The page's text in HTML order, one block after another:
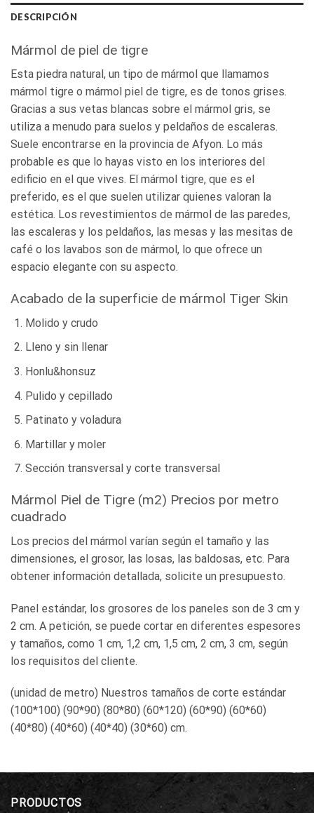
DESCRIPCIÓN
Mármol de piel de tigre
Esta piedra natural, un tipo de mármol que llamamos
mármol tigre o mármol piel de tigre, es de tonos grises.
Gracias a sus vetas blancas sobre el mármol gris, se
utiliza a menudo para suelos y peldaños de escaleras.
Suele encontrarse en la provincia de Afyon. Lo más
probable es que lo hayas visto en los interiores del
edificio en el que vives. El mármol tigre, que es el
preferido, es el que suelen utilizar quienes valoran la
estética. Los revestimientos de mármol de las paredes,
las escaleras y los peldaños, las mesas y las mesitas de
café o los lavabos son de mármol, lo que ofrece un
espacio elegante con su aspecto.
Acabado de la superficie de mármol Tiger Skin
Molido y crudo
Lleno y sin llenar
Honlu&honsuz
Pulido y cepillado
Patinato y voladura
Martillar y moler
Sección transversal y corte transversal
Mármol Piel de Tigre (m2) Precios por metro
cuadrado
Los precios del mármol varían según el tamaño y las
dimensiones, el grosor, las losas, las baldosas, etc. Para
obtener información detallada, solicite un presupuesto.
Panel estándar, los grosores de los paneles son de 3 cm y
2 cm. A petición, se puede cortar en diferentes espesores
y tamaños, como 1 cm, 1,2 cm, 1,5 cm, 2 cm, 3 cm, según
los requisitos del cliente.
(unidad de metro) Nuestros tamaños de corte estándar
(100*100) (90*90) (80*80) (60*120) (60*90) (60*60)
(40*80) (40*60) (40*40) (30*60) cm.
PRODUCTOS